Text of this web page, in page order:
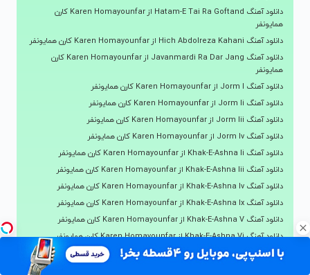
دانلود آهنگ Hatam-E Tai Ra Goftand از Karen Homayounfar کارن
همایونفر
دانلود آهنگ Hich Abdolreza Kahani از Karen Homayounfar کارن همایونفر
دانلود آهنگ Javanmardi Ra Dar Jang از Karen Homayounfar کارن
همایونفر
دانلود آهنگ Jorm I از Karen Homayounfar کارن همایونفر
دانلود آهنگ Jorm Ii از Karen Homayounfar کارن همایونفر
دانلود آهنگ Jorm Iii از Karen Homayounfar کارن همایونفر
دانلود آهنگ Jorm Iv از Karen Homayounfar کارن همایونفر
دانلود آهنگ Khak-E-Ashna Ii از Karen Homayounfar کارن همایونفر
دانلود آهنگ Khak-E-Ashna Iii از Karen Homayounfar کارن همایونفر
دانلود آهنگ Khak-E-Ashna Iv از Karen Homayounfar کارن همایونفر
دانلود آهنگ Khak-E-Ashna Ix از Karen Homayounfar کارن همایونفر
دانلود آهنگ Khak-E-Ashna V از Karen Homayounfar کارن همایونفر
دانلود آهنگ Khak-E-Ashna Vi از Karen Homayounfar کارن همایونفر
دانلود آهنگ Khak-E-Ashna Vii از Karen Homayounfar کارن همایونفر